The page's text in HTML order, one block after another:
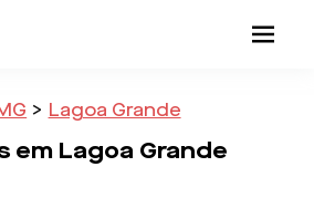
> Lagoa Grande
em Lagoa Grande